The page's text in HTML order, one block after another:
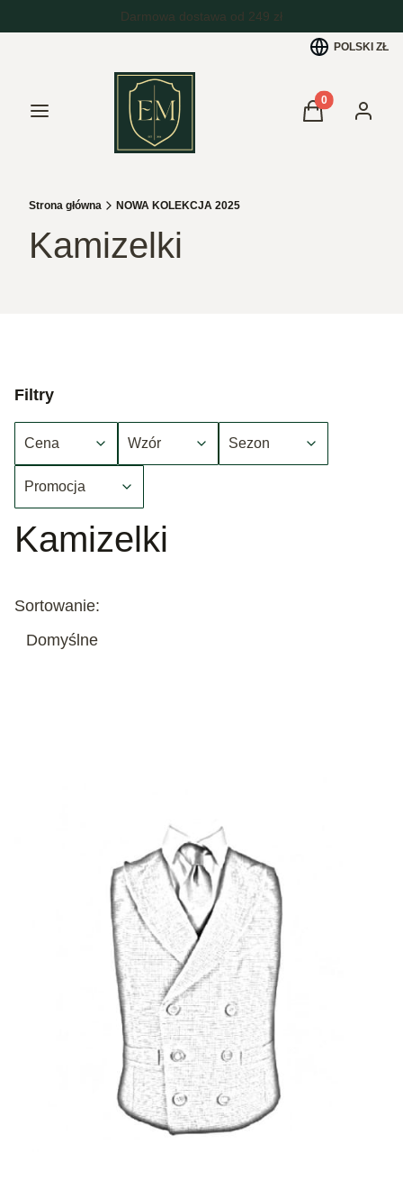
POLSKI ZŁ
Menu Produkty w
Koszyk Zaloguj
Strona główna NOWA KOLEKCJA 2025
Kamizelki
Filtry
Cena Wzór Sezon
Promocja
Koniec filtrów
Kamizelki
Lista produktów
Sortowanie:
Domyślne